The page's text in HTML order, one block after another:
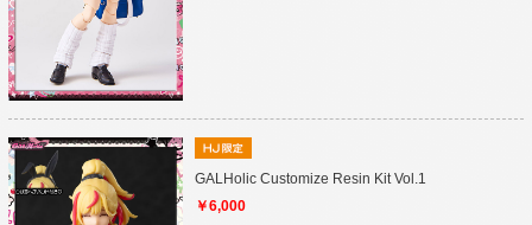
GALHolic Customize Resin Kit Vol.1
￥6,000